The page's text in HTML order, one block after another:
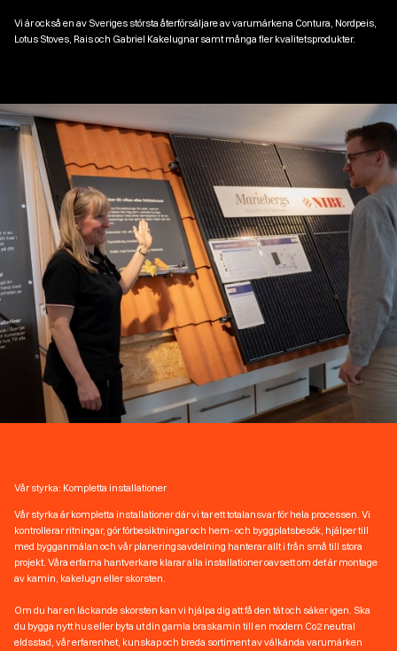
Vi är också en av Sveriges största återförsäljare av varumärkena Contura, Nordpeis,
Lotus Stoves, Rais och Gabriel Kakelugnar samt många fler kvalitetsprodukter.
Vår styrka: Kompletta installationer
Vår styrka är kompletta installationer där vi tar ett totalansvar för hela processen. Vi
kontrollerar ritningar, gör förbesiktningar och hem- och byggplatsbesök, hjälper till
med bygganmälan och vår planeringsavdelning hanterar allt i från små till stora
projekt. Våra erfarna hantverkare klarar alla installationer oavsett om det är montage
av kamin, kakelugn eller skorsten.
Om du har en läckande skorsten kan vi hjälpa dig att få den tät och säker igen. Ska
du bygga nytt hus eller byta ut din gamla braskamin till en modern Co2 neutral
eldsstad, vår erfarenhet, kunskap och breda sortiment av välkända varumärken